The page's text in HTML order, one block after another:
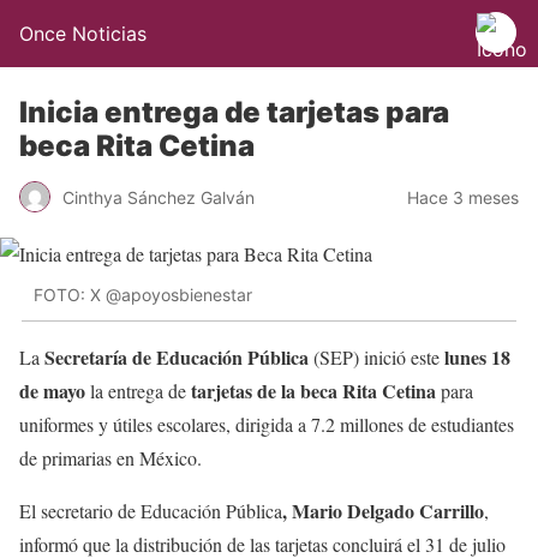
Once Noticias
Inicia entrega de tarjetas para
beca Rita Cetina
Cinthya Sánchez Galván Hace 3 meses
FOTO: X @apoyosbienestar
La Secretaría de Educación Pública(SEP) inició estelunes 18
de mayola entrega detarjetas de la beca Rita Cetinapara
uniformes y útiles escolares, dirigida a 7.2 millones de estudiantes
de primarias en México.
El secretario de Educación Pública, Mario Delgado Carrillo,
informó que la distribución de las tarjetas concluirá el 31 de julio